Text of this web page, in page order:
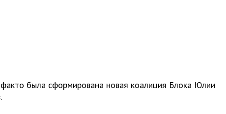
была сформирована новая коалиция Блока Юлии